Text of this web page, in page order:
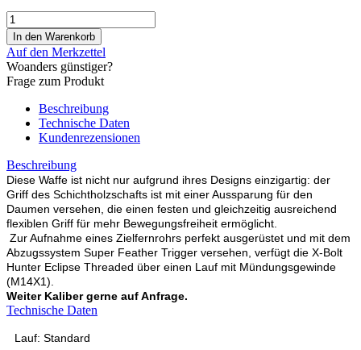
Auf den Merkzettel
Woanders günstiger?
Frage zum Produkt
Beschreibung
Technische Daten
Kundenrezensionen
Beschreibung
Diese Waffe ist nicht nur aufgrund ihres Designs einzigartig: der
Griff des Schichtholzschafts ist mit einer Aussparung für den
Daumen versehen, die einen festen und gleichzeitig ausreichend
flexiblen Griff für mehr Bewegungsfreiheit ermöglicht.
Zur Aufnahme eines Zielfernrohrs perfekt ausgerüstet und mit dem
Abzugssystem Super Feather Trigger versehen, verfügt die X-Bolt
Hunter Eclipse Threaded über einen Lauf mit Mündungsgewinde
(M14X1).
Weiter Kaliber gerne auf Anfrage.
Technische Daten
Lauf: Standard